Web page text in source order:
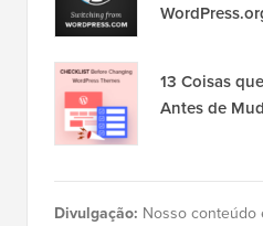
13 Coisas
Antes de
Divulgação: Nosso conteúdo